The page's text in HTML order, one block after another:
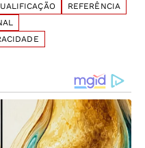
REFERÊNCIA